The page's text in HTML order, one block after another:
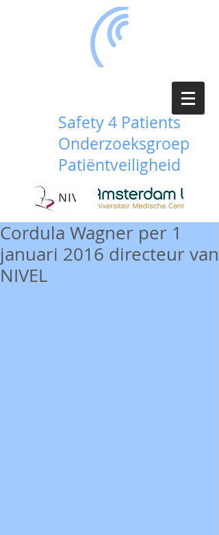
Safety 4 Patients
Onderzoeksgroep
Patiëntveiligheid
Cordula Wagner per 1
januari 2016 directeur van
NIVEL